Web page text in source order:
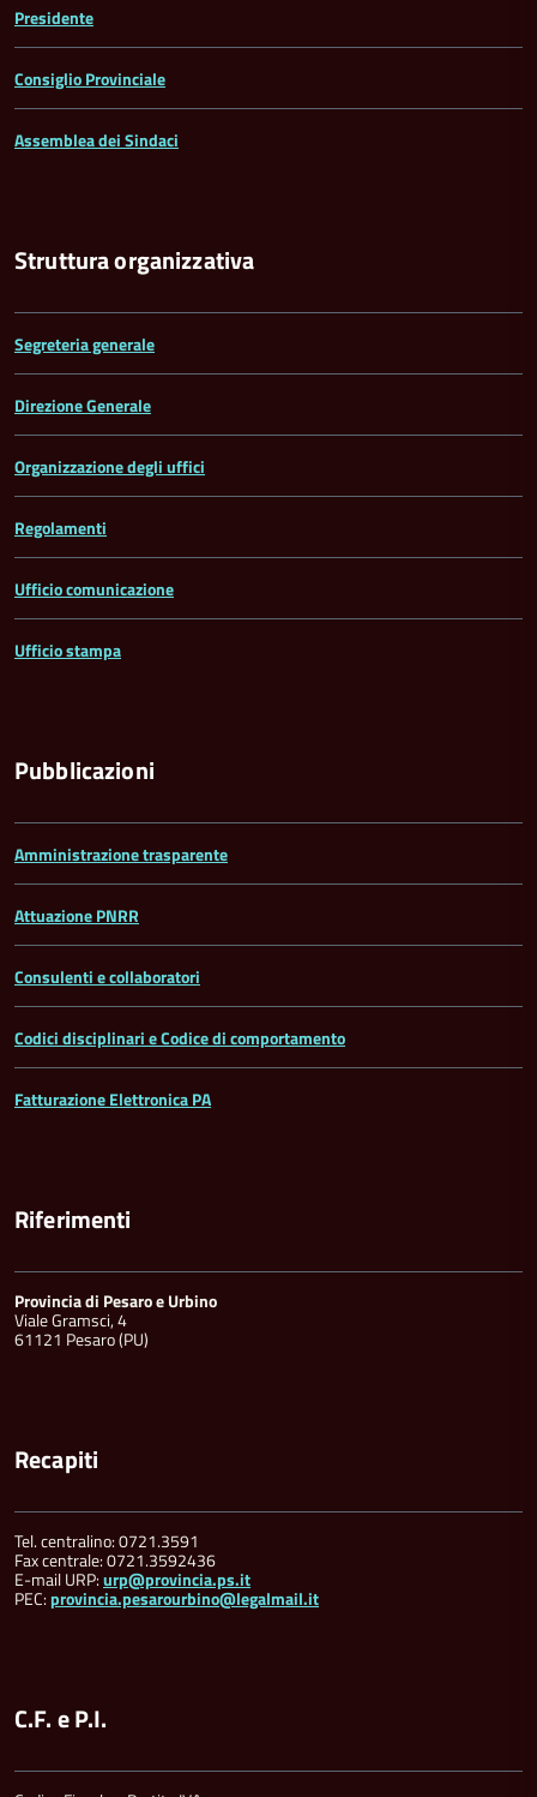
Presidente
Consiglio Provinciale
Assemblea dei Sindaci
Struttura organizzativa
Segreteria generale
Direzione Generale
Organizzazione degli uffici
Regolamenti
Ufficio comunicazione
Ufficio stampa
Pubblicazioni
Amministrazione trasparente
Attuazione PNRR
Consulenti e collaboratori
Codici disciplinari e Codice di comportamento
Fatturazione Elettronica PA
Riferimenti
Provincia di Pesaro e Urbino
Viale Gramsci, 4
61121 Pesaro (PU)
Recapiti
Tel. centralino: 0721.3591
Fax centrale: 0721.3592436
E-mail URP:urp@provincia.ps.it
PEC:provincia.pesarourbino@legalmail.it
C.F. e P.I.